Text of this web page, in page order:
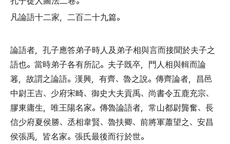
凡論語十二家， 二百二十九篇。
論語者， 孔子應答弟子時人及弟子相與言而接聞於夫子之
語也。 當時弟子各有所記。 夫子既卒， 門人相與輯而論
篹， 故謂之論語。 漢興， 有齊、 魯之說。 傳齊論者，
昌邑
中尉王吉、 少府宋畸、 御史大夫貢禹、 尚書令五鹿充宗、
膠東庸生， 唯王陽名家。 傳魯論語者， 常山都尉龔奮、 長
信少府夏侯勝、 丞相韋賢、 魯扶卿、 前將軍蕭望之、 安昌
侯張禹， 皆名家。 張氏最後而行於世。